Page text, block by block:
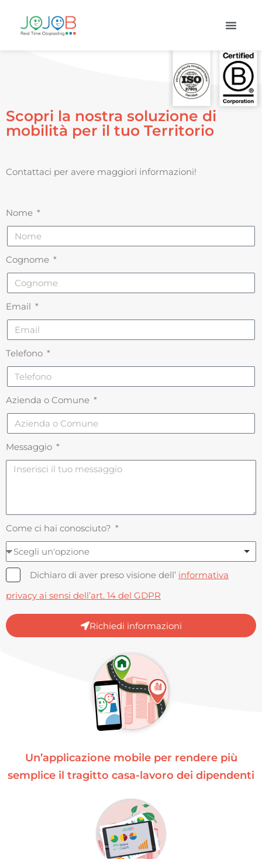
Scopri la nostra soluzione di
mobilità per il tuo Territorio
Contattaci per avere maggiori informazioni!
Nome
Cognome
Email
Telefono
Azienda o Comune
Messaggio
Come ci hai conosciuto?
Dichiaro di aver preso visione dell’ informativa
privacy ai sensi dell’art. 14 del GDPR
Richiedi informazioni
Un’applicazione mobile per rendere più
semplice il tragitto casa-lavoro dei dipendenti